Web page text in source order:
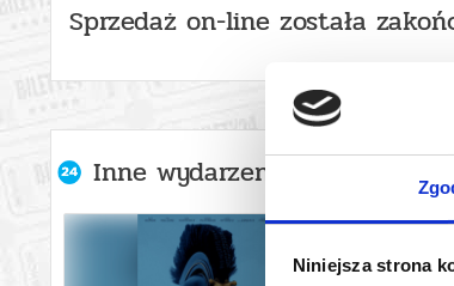
Niniejsza strona
Sprzedaż on-line została
Inne wydarzenia organizatora